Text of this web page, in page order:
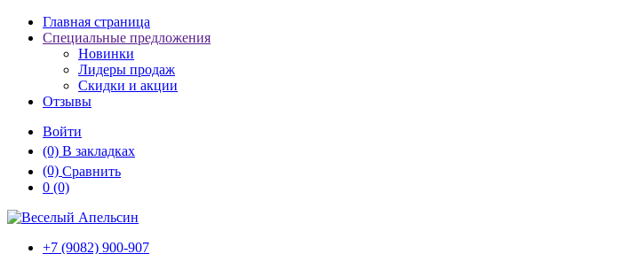
Главная страница
Специальные предложения
Новинки
Лидеры продаж
Скидки и акции
Отзывы
Войти
(0) В закладках
(0) Сравнить
0 (0)
+7 (9082) 900-907